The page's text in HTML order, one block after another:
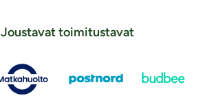
Joustavat toimitustavat